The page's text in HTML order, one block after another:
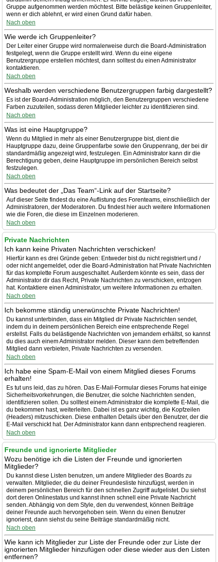
Gruppe aufgenommen werden möchtest. Bitte belästige keinen Gruppenleiter,
wenn er dich ablehnt, er wird einen Grund dafür haben.
Nach oben
Wie werde ich Gruppenleiter?
Der Leiter einer Gruppe wird normalerweise durch die Board-Administration
festgelegt, wenn die Gruppe erstellt wird. Wenn du eine eigene
Benutzergruppe erstellen möchtest, dann solltest du einen Administrator
kontaktieren.
Nach oben
Weshalb werden verschiedene Benutzergruppen farbig dargestellt?
Es ist der Board-Administration möglich, den Benutzergruppen verschiedene
Farben zuzuteilen, sodass deren Mitglieder leichter zu identifizieren sind.
Nach oben
Was ist eine Hauptgruppe?
Wenn du Mitglied in mehr als einer Benutzergruppe bist, dient die
Hauptgruppe dazu, deine Gruppenfarbe sowie den Gruppenrang, der bei dir
standardmäßig angezeigt wird, festzulegen. Ein Administrator kann dir die
Berechtigung geben, deine Hauptgruppe im persönlichen Bereich selbst
festzulegen.
Nach oben
Was bedeutet der „Das Team“-Link auf der Startseite?
Auf dieser Seite findest du eine Auflistung des Forenteams, einschließlich der
Administratoren, der Moderatoren. Du findest hier auch weitere Informationen
wie die Foren, die diese im Einzelnen moderieren.
Nach oben
Private Nachrichten
Ich kann keine Privaten Nachrichten verschicken!
Hierfür kann es drei Gründe geben: Entweder bist du nicht registriert und /
oder nicht angemeldet, oder die Board-Administration hat Private Nachrichten
für das komplette Forum ausgeschaltet. Außerdem könnte es sein, dass der
Administrator dir das Recht, Private Nachrichten zu verschicken, entzogen
hat. Kontaktiere einen Administrator, um weitere Informationen zu erhalten.
Nach oben
Ich bekomme ständig unerwünschte Private Nachrichten!
Du kannst unterbinden, dass ein Mitglied dir Private Nachrichten sendet,
indem du in deinem persönlichen Bereich eine entsprechende Regel
erstellst. Falls du belästigende Nachrichten von jemandem erhältst, so kannst
du dies auch einem Administrator melden. Dieser kann dem betreffenden
Mitglied dann verbieten, Private Nachrichten zu versenden.
Nach oben
Ich habe eine Spam-E-Mail von einem Mitglied dieses Forums
erhalten!
Es tut uns leid, das zu hören. Das E-Mail-Formular dieses Forums hat einige
Sicherheitsvorkehrungen, die Benutzer, die solche Nachrichten senden,
identifizieren sollen. Du solltest einem Administrator die komplette E-Mail, die
du bekommen hast, weiterleiten. Dabei ist es ganz wichtig, die Kopfzeilen
(Headers) mitzuschicken. Diese enthalten Details über den Benutzer, der die
E-Mail verschickt hat. Der Administrator kann dann entsprechend reagieren.
Nach oben
Freunde und ignorierte Mitglieder
Wozu benötige ich die Listen der Freunde und ignorierten
Mitglieder?
Du kannst diese Listen benutzen, um andere Mitglieder des Boards zu
verwalten. Mitglieder, die du deiner Freundesliste hinzufügst, werden in
deinem persönlichen Bereich für den schnellen Zugriff aufgelistet. Du siehst
dort deren Onlinestatus und kannst ihnen schnell eine Private Nachricht
senden. Abhängig von dem Style, den du verwendest, können Beiträge
deiner Freunde auch hervorgehoben sein. Wenn du einen Benutzer
ignorierst, dann siehst du seine Beiträge standardmäßig nicht.
Nach oben
Wie kann ich Mitglieder zur Liste der Freunde oder zur Liste der
ignorierten Mitglieder hinzufügen oder diese wieder aus den Listen
entfernen?